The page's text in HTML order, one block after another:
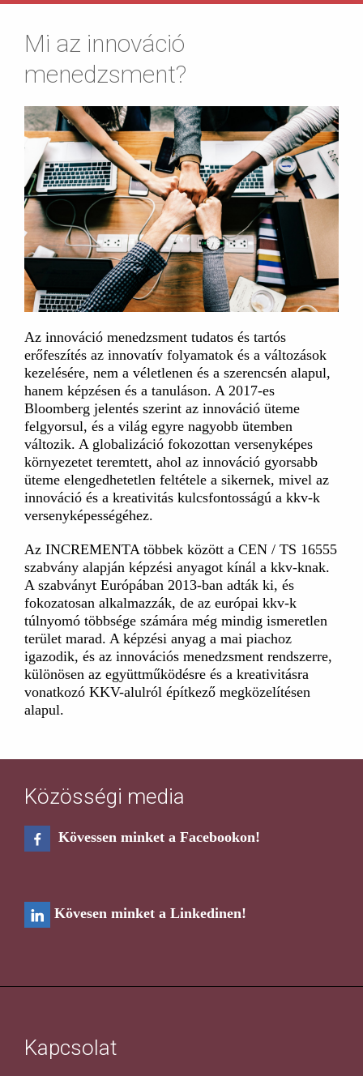
Mi az innováció
menedzsment?
Az innováció menedzsment tudatos és tartós
erőfeszítés az innovatív folyamatok és a változások
kezelésére, nem a véletlenen és a szerencsén alapul,
hanem képzésen és a tanuláson. A 2017-es
Bloomberg jelentés szerint az innováció üteme
felgyorsul, és a világ egyre nagyobb ütemben
változik. A globalizáció fokozottan versenyképes
környezetet teremtett, ahol az innováció gyorsabb
üteme elengedhetetlen feltétele a sikernek, mivel az
innováció és a kreativitás kulcsfontosságú a kkv-k
versenyképességéhez.
Az INCREMENTA többek között a CEN / TS 16555
szabvány alapján képzési anyagot kínál a kkv-knak.
A szabványt Európában 2013-ban adták ki, és
fokozatosan alkalmazzák, de az európai kkv-k
túlnyomó többsége számára még mindig ismeretlen
terület marad. A képzési anyag a mai piachoz
igazodik, és az innovációs menedzsment rendszerre,
különösen az együttműködésre és a kreativitásra
vonatkozó KKV-alulról építkező megközelítésen
alapul.
Közösségi media
Kövessen minket a Facebookon!
Kövesen minket a Linkedinen!
Kapcsolat